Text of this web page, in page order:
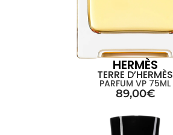
HERMÈS
TERRE D’HERMÈS
PARFUM VP 75ML
89,00€